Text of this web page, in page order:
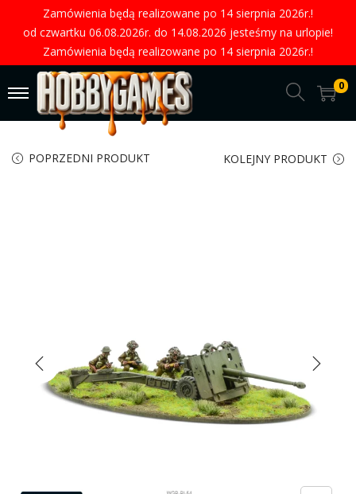
Zamówienia będą realizowane po 14 sierpnia 2026r.!
od czwartku 06.08.2026r. do 14.08.2026 jesteśmy na urlopie!
Zamówienia będą realizowane po 14 sierpnia 2026r.!
0
POPRZEDNI PRODUKT KOLEJNY PRODUKT